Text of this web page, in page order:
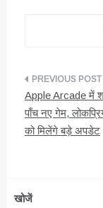
पोस्ट
नेविगेशन
Apple Arcade में
पाँच नए गेम,
को मिलेंगे बड़े अपडेट
खोजें